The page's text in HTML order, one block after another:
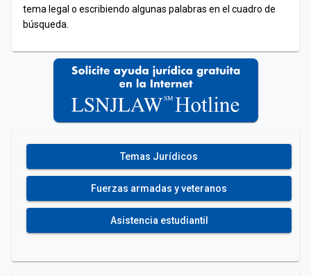
tema legal o escribiendo algunas palabras en el cuadro de
búsqueda.
Temas Jurídicos
Fuerzas armadas y veteranos
Asistencia estudiantil